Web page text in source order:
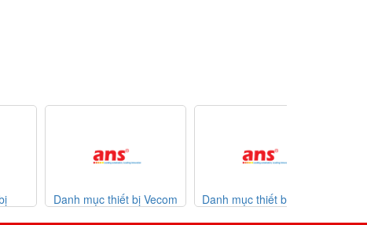
Danh mục thiết bị Vecom
Danh mục thiết bị Watlow